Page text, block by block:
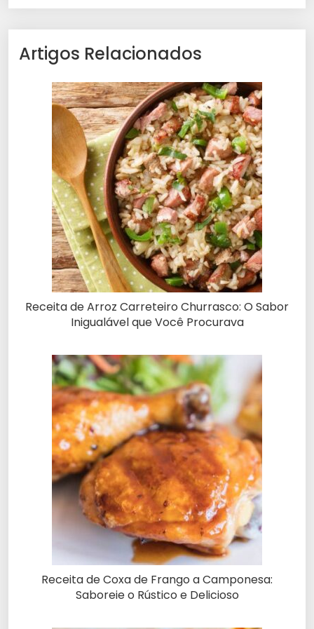
Artigos Relacionados
Receita de Arroz Carreteiro Churrasco: O Sabor
Inigualável que Você Procurava
Receita de Coxa de Frango a Camponesa:
Saboreie o Rústico e Delicioso